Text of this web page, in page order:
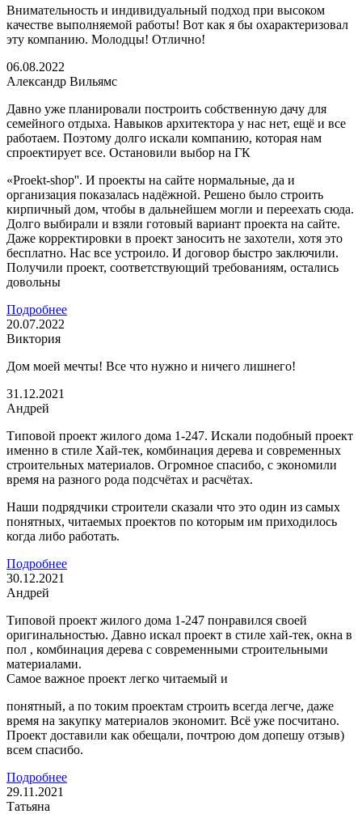
Внимательность и индивидуальный подход при высоком
качестве выполняемой работы! Вот как я бы охарактеризовал
эту компанию. Молодцы! Отлично!
06.08.2022
Александр Вильямс
Давно уже планировали построить собственную дачу для
семейного отдыха. Навыков архитектора у нас нет, ещё и все
работаем. Поэтому долго искали компанию, которая нам
спроектирует все. Остановили выбор на ГК
«Proekt-shop''. И проекты на сайте нормальные, да и
организация показалась надёжной. Решено было строить
кирпичный дом, чтобы в дальнейшем могли и переехать сюда.
Долго выбирали и взяли готовый вариант проекта на сайте.
Даже корректировки в проект заносить не захотели, хотя это
бесплатно. Нас все устроило. И договор быстро заключили.
Получили проект, соответствующий требованиям, остались
довольны
Подробнее
20.07.2022
Виктория
Дом моей мечты! Все что нужно и ничего лишнего!
31.12.2021
Андрей
Типовой проект жилого дома 1-247. Искали подобный проект
именно в стиле Хай-тек, комбинация дерева и современных
строительных материалов. Огромное спасибо, с экономили
время на разного рода подсчётах и расчётах.
Наши подрядчики строители сказали что это один из самых
понятных, читаемых проектов по которым им приходилось
когда либо работать.
Подробнее
30.12.2021
Андрей
Типовой проект жилого дома 1-247 понравился своей
оригинальностью. Давно искал проект в стиле хай-тек, окна в
пол , комбинация дерева с современными строительными
материалами.
Самое важное проект легко читаемый и
понятный, а по токим проектам строить всегда легче, даже
время на закупку материалов экономит. Всё уже посчитано.
Проект доставили как обещали, почтрою дом допешу отзыв)
всем спасибо.
Подробнее
29.11.2021
Татьяна